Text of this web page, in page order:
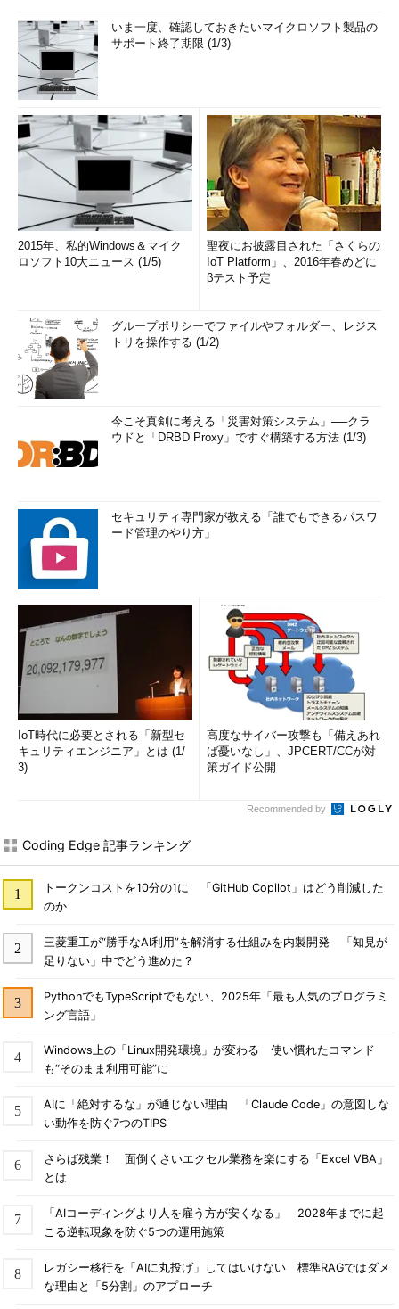
いま一度、確認しておきたいマイクロソフト製品の
サポート終了期限 (1/3)
2015年、私的Windows＆マイク
ロソフト10大ニュース (1/5)
聖夜にお披露目された「さくらの
IoT Platform」、2016年春めどに
βテスト予定
グループポリシーでファイルやフォルダー、レジス
トリを操作する (1/2)
今こそ真剣に考える「災害対策システム」──クラ
ウドと「DRBD Proxy」ですぐ構築する方法 (1/3)
セキュリティ専門家が教える「誰でもできるパスワ
ード管理のやり方」
IoT時代に必要とされる「新型セ
キュリティエンジニア」とは (1/
3)
高度なサイバー攻撃も「備えあれ
ば憂いなし」、JPCERT/CCが対
策ガイド公開
Recommended by
Coding Edge 記事ランキング
トークンコストを10分の1に 「GitHub Copilot」はどう削減した
のか
三菱重工が“勝手なAI利用”を解消する仕組みを内製開発 「知見が
足りない」中でどう進めた？
PythonでもTypeScriptでもない、2025年「最も人気のプログラミ
ング言語」
Windows上の「Linux開発環境」が変わる 使い慣れたコマンド
も“そのまま利用可能”に
AIに「絶対するな」が通じない理由 「Claude Code」の意図しな
い動作を防ぐ7つのTIPS
さらば残業！ 面倒くさいエクセル業務を楽にする「Excel VBA」
とは
「AIコーディングより人を雇う方が安くなる」 2028年までに起
こる逆転現象を防ぐ5つの運用施策
レガシー移行を「AIに丸投げ」してはいけない 標準RAGではダメ
な理由と「5分割」のアプローチ